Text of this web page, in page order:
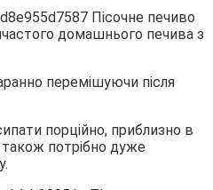
перемішуючи після
порційно, приблизно в
потрібно дуже